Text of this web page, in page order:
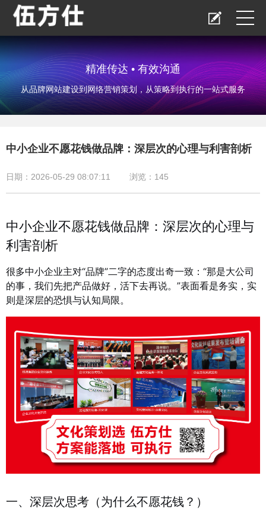
精准传达 • 有效沟通
从品牌网站建设到网络营销策划，从策略到执行的一站式服务
中小企业不愿花钱做品牌：深层次的心理与利害剖析
日期：2026-05-29 08:07:11 浏览： 145
中小企业不愿花钱做品牌：深层次的心理与
利害剖析
很多中小企业主对“品牌”二字的态度出奇一致：“那是大公司
的事，我们先把产品做好，活下去再说。”表面看是务实，实
则是深层的恐惧与认知局限。
一、深层次思考（为什么不愿花钱？）